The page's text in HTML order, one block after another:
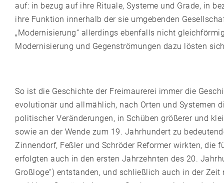
auf: in bezug auf ihre Rituale, Systeme und Grade, in
ihre Funktion innerhalb der sie umgebenden
„Modernisierung“ allerdings ebenfalls nicht
Modernisierung und Gegenströmungen dazu lösten
So ist die Geschichte der Freimaurerei immer die
evolutionär und allmählich, nach Orten und Systemen
politischer Veränderungen, in Schüben größerer und
sowie an der Wende zum 19. Jahrhundert zu
Zinnendorf, Feßler und Schröder Reformer wirkten, die
erfolgten auch in den ersten Jahrzehnten des 20.
Großloge“) entstanden, und schließlich auch in der